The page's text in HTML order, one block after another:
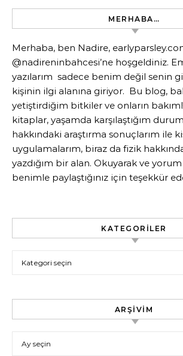
MERHABA…
Merhaba, ben Nadire,
@nadireninbahcesi’ne hoşgeldiniz.
yazılarım sadece benim değil senin
kişinin ilgi alanına giriyor. Bu blog,
yetiştirdiğim bitkiler ve onların
kitaplar, yaşamda karşılaştığım
hakkındaki araştırma sonuçlarım ile
uygulamalarım, biraz da fizik
yazdığım bir alan. Okuyarak ve
benimle paylaştığınız için teşekkür
KATEGORILER
ARŞIVIM